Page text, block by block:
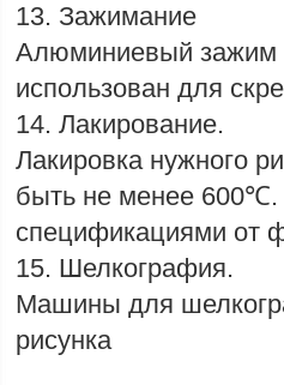
13. Зажимание
Алюминиевый зажим
использован для
14. Лакирование.
Лакировка нужного
быть не менее 600℃.
спецификациями от
15. Шелкография.
Машины для
рисунка